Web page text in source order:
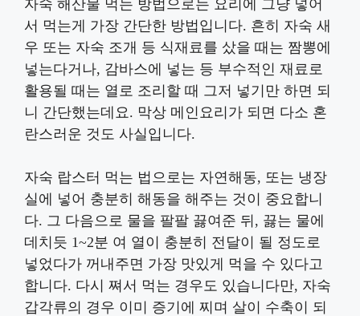
자숙 해산물 먹는 방법으로는 요리에 그냥 넣어
서 먹는게 가장 간단한 방법입니다. 흔히 자숙 새
우 또는 자숙 조개 등 식재료를 샀을 때는 짬뽕에
넣는다거나, 감바스에 넣는 등 부수적인 재료로
활용될 때는 열로 조리할 때 그저 넣기만 하면 되
니 간단했는데요. 막상 메인요리가 되면 다소 혼
란스러운 것도 사실입니다.
자숙 랍스터 먹는 법으로는 자연해동, 또는 냉장
실에 넣어 충분히 해동을 해주는 것이 중요합니
다. 그 다음으로 물을 팔팔 끓여준 뒤, 끓는 물에
데치듯 1~2분 여 열이 충분히 전달이 될 정도로
넣었다가 꺼내주면 가장 맛있게 먹을 수 있다고
합니다. 다시 쪄서 먹는 경우도 있습니다만, 자숙
갑각류의 경우 이미 증기에 찌며 살이 수축이 되